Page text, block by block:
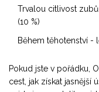
Trvalou citlivost
(10 %)
Během těhotenství -
Pokud jste v pořádku,
cest, jak získat jasnější